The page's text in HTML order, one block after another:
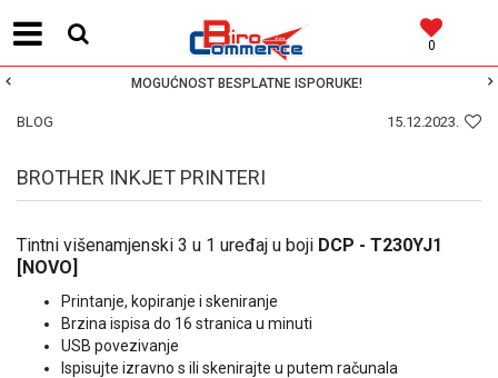
0
MOGUĆNOST BESPLATNE ISPORUKE!
BLOG 15.12.2023.
BROTHER INKJET PRINTERI
Tintni višenamjenski 3 u 1 uređaj u boji DCP - T230YJ1
[NOVO]
Printanje, kopiranje i skeniranje
Brzina ispisa do 16 stranica u minuti
USB povezivanje
Ispisujte izravno s ili skenirajte u putem računala